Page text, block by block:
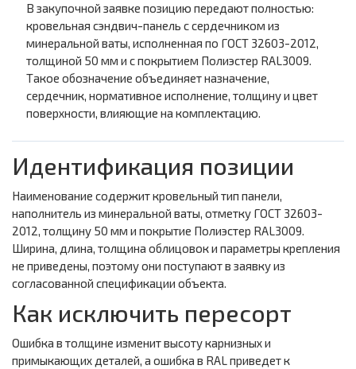
В закупочной заявке позицию передают полностью:
кровельная сэндвич-панель с сердечником из
минеральной ваты, исполненная по ГОСТ 32603-2012,
толщиной 50 мм и с покрытием Полиэстер RAL3009.
Такое обозначение объединяет назначение,
сердечник, нормативное исполнение, толщину и цвет
поверхности, влияющие на комплектацию.
Идентификация позиции
Наименование содержит кровельный тип панели,
наполнитель из минеральной ваты, отметку ГОСТ 32603-
2012, толщину 50 мм и покрытие Полиэстер RAL3009.
Ширина, длина, толщина облицовок и параметры крепления
не приведены, поэтому они поступают в заявку из
согласованной спецификации объекта.
Как исключить пересорт
Ошибка в толщине изменит высоту карнизных и
примыкающих деталей, а ошибка в RAL приведет к